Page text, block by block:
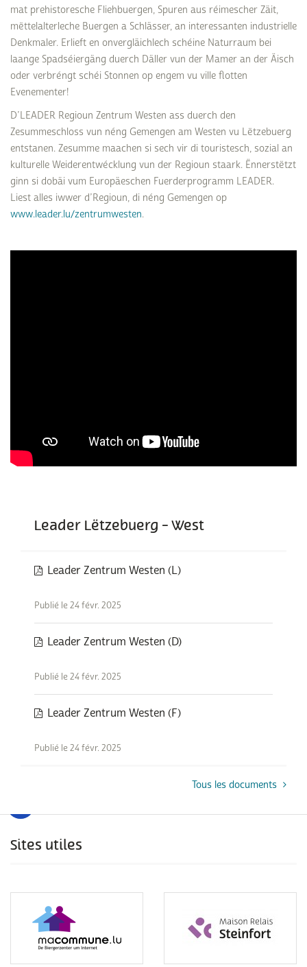
mat prehistoresche Fliehbuergen, Spuren aus réimescher Zäit,
mëttelalterleche Buergen a Schlässer, an interessanten industrielle
Denkmaler. Erlieft en onvergläichlech schéine Naturraum bei
laange Spadséiergäng duerch Däller vun der Mamer an der Äisch
oder verbréngt schéi Stonnen op engem vu ville flotten
Evenementer!
D’LEADER Regioun Zentrum Westen ass duerch den
Zesummeschloss vun néng Gemengen am Westen vu Lëtzebuerg
entstanen. Zesumme maachen si sech vir di touristesch, sozial an
kulturelle Weiderentwécklung vun der Regioun staark. Ënnerstëtzt
ginn si dobäi vum Europäeschen Fuerderprogramm LEADER.
Liest alles iwwer d’Regioun, di néng Gemengen op
www.leader.lu/zentrumwesten.
Leader Lëtzebuerg - West
Leader Zentrum Westen (L)
Publié le 24 févr. 2025
Leader Zentrum Westen (D)
Publié le 24 févr. 2025
Leader Zentrum Westen (F)
Publié le 24 févr. 2025
Tous les documents
Sites utiles